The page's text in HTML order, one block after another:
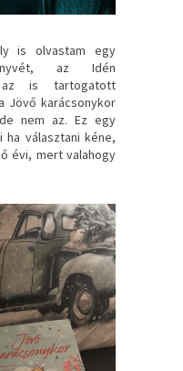
is olvastam egy
az Idén
az is tartogatott
Jövő karácsonykor
nem az. Ez egy
választani kéne,
évi, mert valahogy